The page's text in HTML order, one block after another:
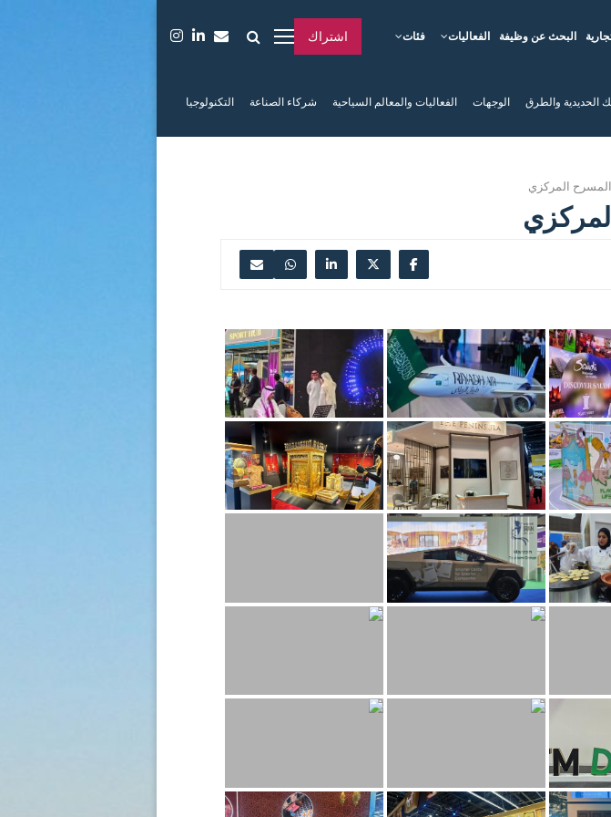
فئات الفعاليات البحث عن وظيفة اشتراك
الحديدية والطرق الوجهات الفعاليات والمعالم السياحية شركاء الصناعة التكنولوجيا
المسرح المركزي